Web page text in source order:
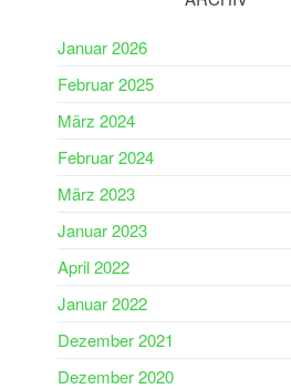
Januar 2026
Februar 2025
März 2024
Februar 2024
März 2023
Januar 2023
April 2022
Januar 2022
Dezember 2021
Dezember 2020